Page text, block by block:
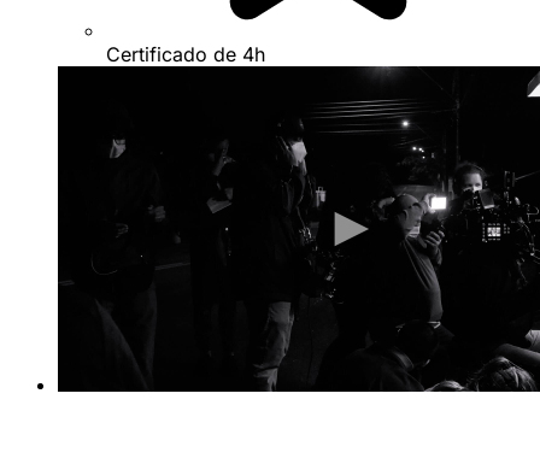
Certificado de 4h